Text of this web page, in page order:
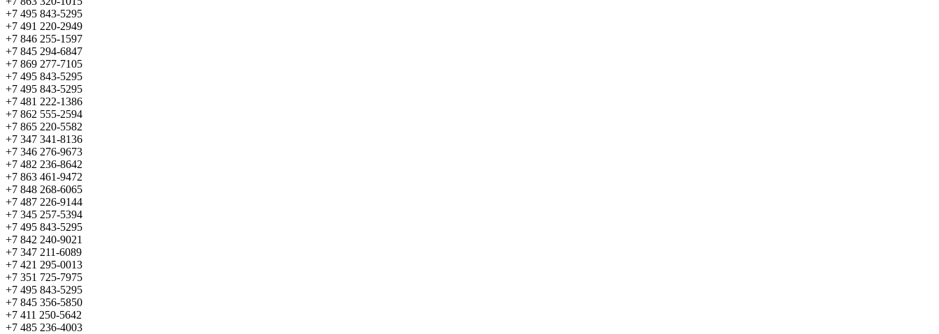
+7 495 843-5295
+7 491 220-2949
+7 846 255-1597
+7 845 294-6847
+7 869 277-7105
+7 495 843-5295
+7 495 843-5295
+7 481 222-1386
+7 862 555-2594
+7 865 220-5582
+7 347 341-8136
+7 346 276-9673
+7 482 236-8642
+7 863 461-9472
+7 848 268-6065
+7 487 226-9144
+7 345 257-5394
+7 495 843-5295
+7 842 240-9021
+7 347 211-6089
+7 421 295-0013
+7 351 725-7975
+7 495 843-5295
+7 845 356-5850
+7 411 250-5642
+7 485 236-4003